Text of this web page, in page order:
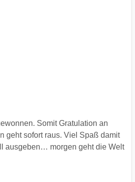
Somit Gratulation an
geht sofort raus. Viel Spaß damit
ausgeben… morgen geht die Welt